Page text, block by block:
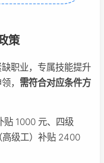
策
职业，专属技能提升
， 需符合对应条件方
贴 1000 元、四级
高级工）补贴 2400